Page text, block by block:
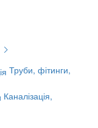
Труби, фітинги,
Каналізація,